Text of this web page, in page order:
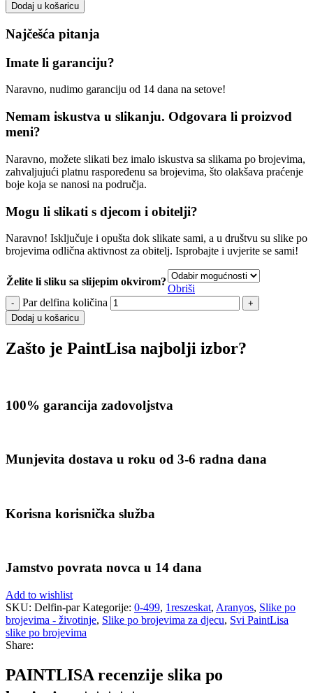
Dodaj u košaricu
Najčešća pitanja
Imate li garanciju?
Naravno, nudimo garanciju od 14 dana na setove!
Nemam iskustva u slikanju. Odgovara li proizvod
meni?
Naravno, možete slikati bez imalo iskustva sa slikama po brojevima,
zahvaljujući platnu raspoređenu sa brojevima, što olakšava praćenje
boje koja se nanosi na područja.
Mogu li slikati s djecom i obitelji?
Naravno! Isključuje i opušta dok slikate sami, a u društvu su slike po
brojevima odlična aktivnost za obitelj. Isprobajte i uvjerite se sami!
Želite li sliku sa slijepim okvirom?
Obriši
Par delfina količina
Dodaj u košaricu
Zašto je PaintLisa najbolji izbor?
100% garancija zadovoljstva
Munjevita dostava u roku od 3-6 radna dana
Korisna korisnička služba
Jamstvo povrata novca u 14 dana
Add to wishlist
SKU: Delfin-parKategorije: 0-499, 1reszeskat, Aranyos, Slike po
brojevima - životinje, Slike po brojevima za djecu, Svi PaintLisa
slike po brojevima
Share:
PAINTLISA recenzije slika po